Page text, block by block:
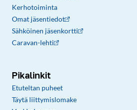
Kerhotoiminta
Omat jäsentiedot
Sähköinen jäsenkortti
Caravan-lehti
Pikalinkit
Etuteltan puheet
Täytä liittymislomake